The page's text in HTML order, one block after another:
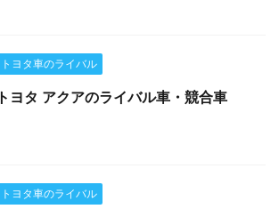
トヨタ車のライバル
トヨタ アクアのライバル車・競合車
トヨタ車のライバル